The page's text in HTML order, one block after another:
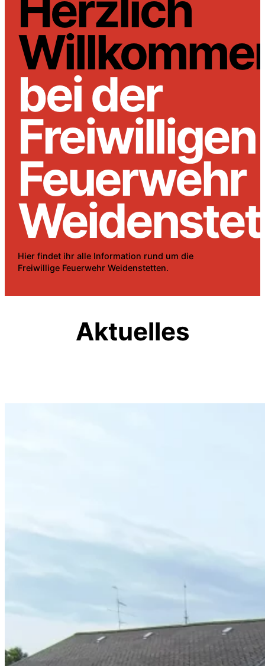
bei der
Freiwilligen
Feuerwehr
Hier findet ihr alle Information rund um die
Freiwillige Feuerwehr Weidenstetten.
Aktuelles